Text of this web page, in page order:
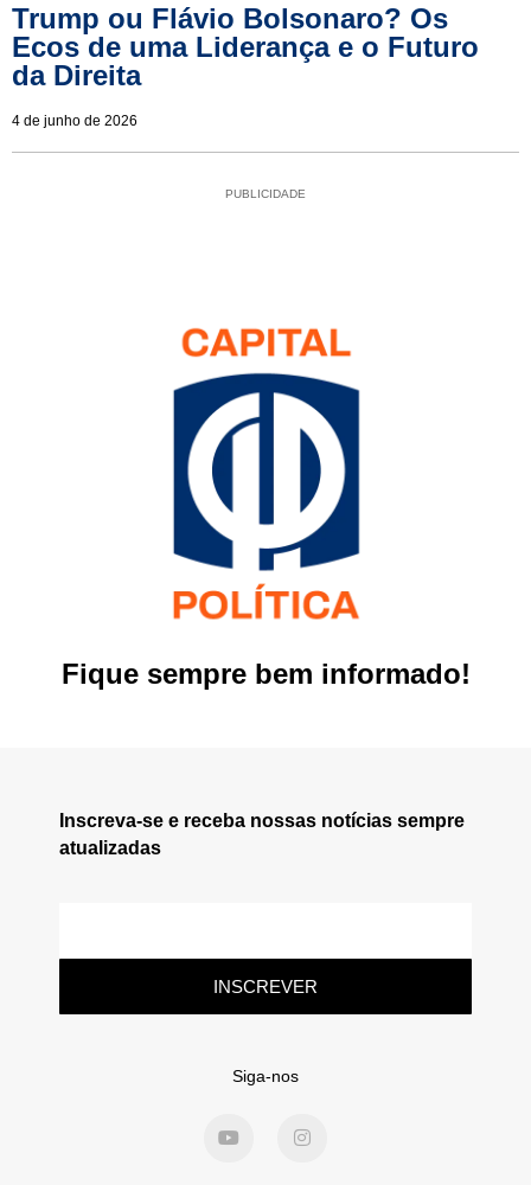
Trump ou Flávio Bolsonaro? Os
Ecos de uma Liderança e o Futuro
da Direita
4 de junho de 2026
PUBLICIDADE
Fique sempre bem informado!
Inscreva-se e receba nossas notícias sempre
atualizadas
INSCREVER
Siga-nos